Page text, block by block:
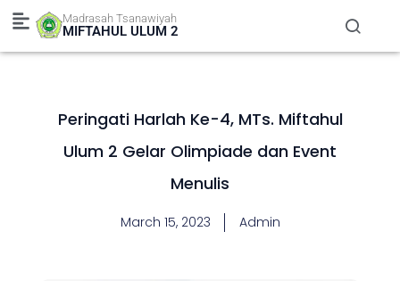
Skip
content
Madrasah Tsanawiyah
MIFTAHUL ULUM 2
Peringati Harlah Ke-4, MTs. Miftahul
Ulum 2 Gelar Olimpiade dan Event
Menulis
March 15, 2023 Admin